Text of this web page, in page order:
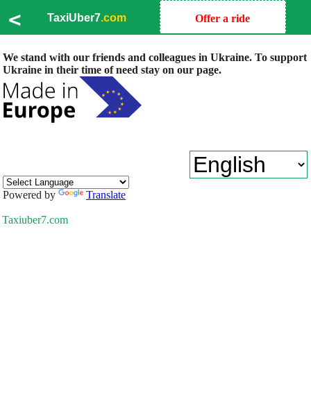
< TaxiUber7.com Offer a ride
We stand with our friends and colleagues in Ukraine. To support
Ukraine in their time of need stay on our page.
Powered by Translate
Taxiuber7.com